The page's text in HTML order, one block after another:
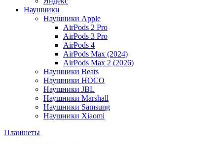
Наушники
Наушники Apple
AirPods 2 Pro
AirPods 3 Pro
AirPods 4
AirPods Max (2024)
AirPods Max 2 (2026)
Наушники Beats
Наушники HOCO
Наушники JBL
Наушники Marshall
Наушники Samsung
Наушники Xiaomi
Планшеты